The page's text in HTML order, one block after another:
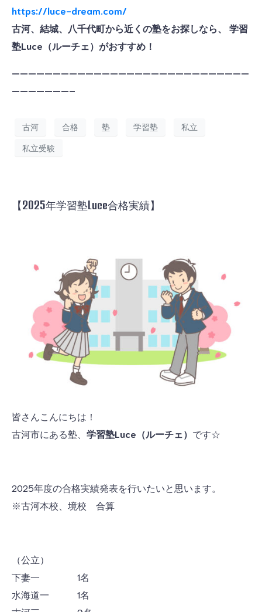
https://luce-dream.com/
古河、結城、八千代町から近くの塾をお探しなら、 学習
塾Luce（ルーチェ）がおすすめ！
—————————————————————————————
———————–
古河 合格 塾 学習塾
私立
私立受験
【2025年学習塾Luce合格実績】
皆さんこんにちは！
古河市にある塾、 学習塾Luce（ルーチェ） です☆
2025年度の合格実績発表を行いたいと思います。
※古河本校、境校 合算
（公立）
下妻一 1名
水海道一 1名